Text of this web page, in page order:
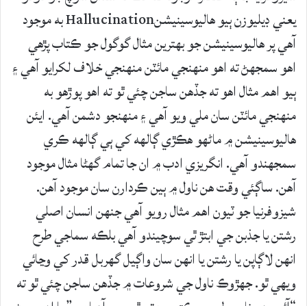
يعني ڊيليوزن ٻيو هاليوسينيشنHallucination به موجود
آهي پر هاليوسينيشن جو بهترين مثال گوگول جو ڪتاب پڙهي
اهو سمجهڻ ته اهو منهنجي مائٽن منهنجي خلاف لکرايو آهي ۽
ٻيو اهم مثال اهو ته جڏهن ساجن چئي ٿو ته اهو پوڙهو به
منهنجي مائٽن سان ملي ويو آهي ۽ منهنجو دشمن آهي. ايئن
هاليوسينيشن ۾ ماڻهو هڪڙي ڳالهه کي ٻي ڳالهه ڪري
سمجهندو آهي. انگريزي ادب ۾ ان جا تمام گهڻا مثال موجود
آهن. ساڳئي وقت هن ناول ۾ ٻين ڪردارن سان موجود آهن.
شيزوفرنيا جو ٽيون اهم مثال رويو آهي جنهن انسان اصلي
رشتن يا جذبن جي ابتڙ ٿي سوچيندو آهي بلڪه سماجي طرح
انهن لاڳاپن يا رشتن يا انهن سان واڳيل گهربل قدر کي وڃائي
ويهي ٿو. جهڙوڪ ناول جي شروعات ۾ جڏهن ساجن چئي ٿو ته